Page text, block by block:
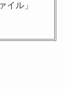
イル」